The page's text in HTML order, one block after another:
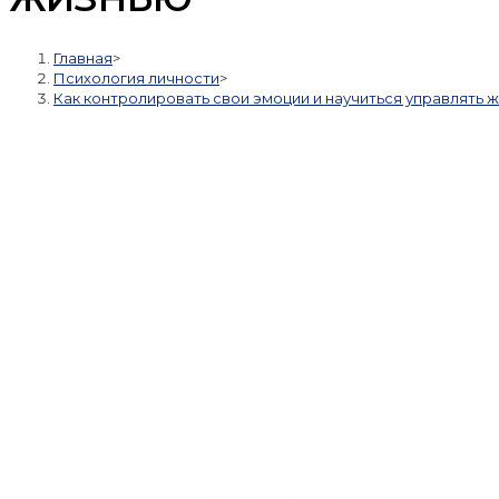
Главная>
Психология личности>
Как контролировать свои эмоции и научиться управлять